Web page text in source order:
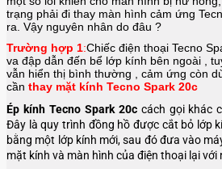
trạng phải đi thay màn hình cảm ứng
ra. Vậy nguyên nhân do đâu ?
Trường hợp 1:Chiếc điện thoại Tecno
va đập dẫn đến bể lớp kính bên ngoài ,
vẫn hiển thị bình thường , cảm ứng còn
cần thay mặt kính Tecno Spark 20c
Ép kính Tecno Spark 20ccách gọi khác
Đây là quy trình đồng hồ được cắt bỏ lớp
bằng một lớp kính mới, sau đó đưa vào
mặt kính và màn hình của điện thoại lại với